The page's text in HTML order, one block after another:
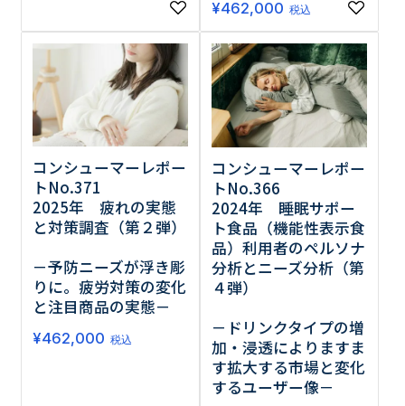
¥462,000 税込
コンシューマーレポー
トNo.371
2025年 疲れの実態
と対策調査（第２弾）
－予防ニーズが浮き彫
りに。疲労対策の変化
と注目商品の実態－
¥462,000 税込
コンシューマーレポー
トNo.366
2024年 睡眠サポー
ト食品（機能性表示食
品）利用者のペルソナ
分析とニーズ分析（第
４弾）
－ドリンクタイプの増
加・浸透によりますま
す拡大する市場と変化
するユーザー像－